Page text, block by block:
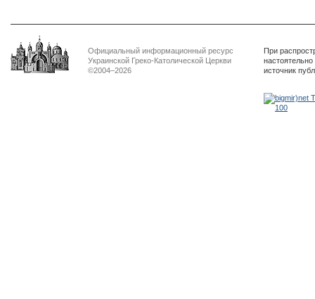
Официальный информационный ресурс
Украинской Греко-Католической Церкви
©2004–2026
При
источник